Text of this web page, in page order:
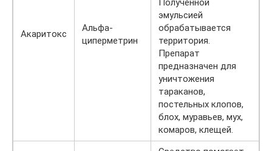
Акаритокс
Альфа-
циперметрин
Полученной
эмульсией
обрабатывается
территория.
Препарат
предназначен для
уничтожения
тараканов,
постельных клопов,
блох, муравьев, мух,
комаров, клещей.